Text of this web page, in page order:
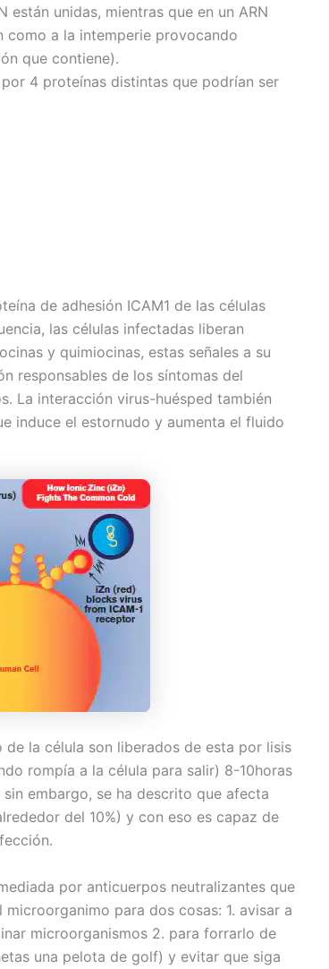
están unidas, mientras que en un ARN
como a la intemperie provocando
que contiene).
4 proteínas distintas que podrían ser
de adhesión ICAM1 de las células
las células infectadas liberan
y quimiocinas, estas señales a su
responsables de los síntomas del
La interacción virus-huésped también
induce el estornudo y aumenta el fluido
la célula son liberados de esta por lisis
rompía a la célula para salir) 8-10horas
embargo, se ha descrito que afecta
del 10%) y con eso es capaz de
por anticuerpos neutralizantes que
para dos cosas: 1. avisar a
microorganismos 2. para forrarlo de
una pelota de golf) y evitar que siga